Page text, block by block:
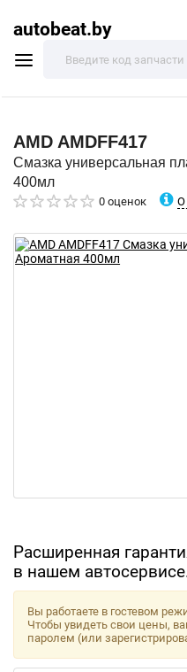
autobeat.by
AMD AMDFF417
Смазка универсальная
400мл
0 оценок О
Расширенная
в нашем
Вы работаете в гостевом
Чтобы увидеть свои цены,
паролем (или